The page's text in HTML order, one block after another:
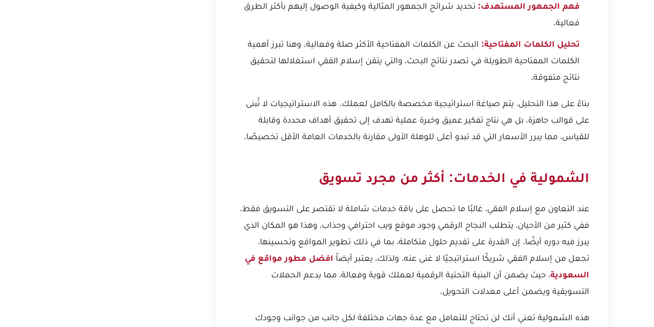
فهم الجمهور المستهدف: تحديد شرائح الجمهور المثالية وكيفية الوصول إليهم بأكثر الطرق
فعالية.
تحليل الكلمات المفتاحية: البحث عن الكلمات المفتاحية الأكثر صلة وفعالية. وهنا تبرز أهمية
الكلمات المفتاحية الطويلة في تصدر نتائج البحث، والتي يتقن إسلام الفقي استغلالها لتحقيق
نتائج متفوقة.
بناءً على هذا التحليل، يتم صياغة استراتيجية مخصصة بالكامل لعملك. هذه الاستراتيجيات لا تُبنى
على قوالب جاهزة، بل هي نتاج تفكير عميق وخبرة عملية تهدف إلى تحقيق أهداف محددة وقابلة
للقياس، مما يبرر الأسعار التي قد تبدو أعلى للوهلة الأولى مقارنة بالخدمات العامة الأقل تخصيصًا.
الشمولية في الخدمات: أكثر من مجرد تسويق
عند التعاون مع إسلام الفقي، غالبًا ما تحصل على باقة خدمات شاملة لا تقتصر على التسويق فقط.
ففي كثير من الأحيان، يتطلب النجاح الرقمي وجود موقع ويب احترافي وجذاب، وهذا هو المكان الذي
يبرز فيه دوره أيضًا. إن القدرة على تقديم حلول متكاملة، بما في ذلك تطوير المواقع وتحسينها،
تجعل من إسلام الفقي شريكًا استراتيجيًا لا غنى عنه. ولذلك، يعتبر أيضاً افضل مطور مواقع في
السعودية، حيث يضمن أن البنية التحتية الرقمية لعملك قوية وفعالة، مما يدعم الحملات
التسويقية ويضمن أعلى معدلات التحويل.
هذه الشمولية تعني أنك لن تحتاج للتعامل مع عدة جهات مختلفة لكل جانب من جوانب وجودك